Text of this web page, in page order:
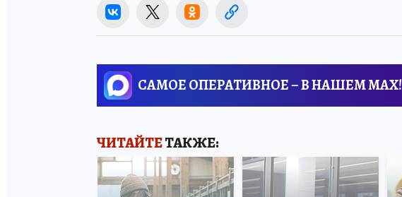
САМОЕ ОПЕРАТИВНОЕ – В НАШЕМ MAX!
ЧИТАЙТЕТАКЖЕ: